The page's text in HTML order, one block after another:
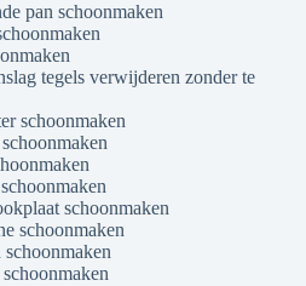
pan schoonmaken
tegels verwijderen zonder te
schoonmaken
schoonmaken
schoonmaken